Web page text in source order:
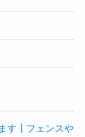
す┃フェンスや